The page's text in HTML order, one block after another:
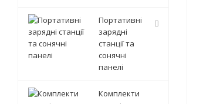
Портативні
зарядні
станції та
сонячні
панелі
Комплекти